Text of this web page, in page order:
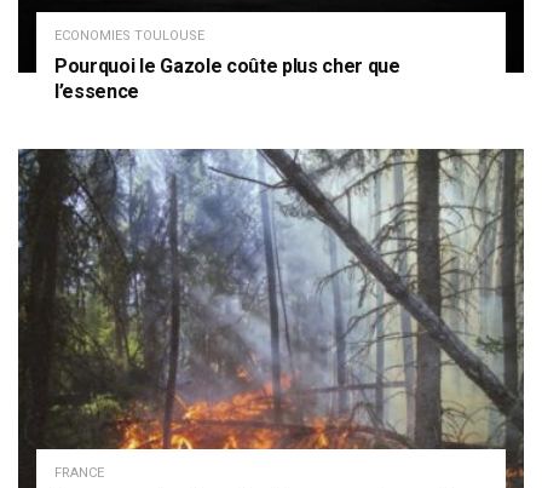
ECONOMIES TOULOUSE
Pourquoi le Gazole coûte plus cher que
l’essence
FRANCE